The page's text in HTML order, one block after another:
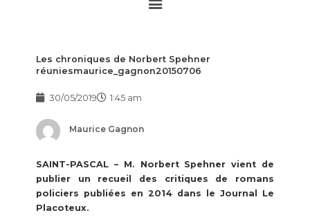
Les chroniques de Norbert Spehner
réuniesmaurice_gagnon20150706
30/05/2019 1:45 am
Maurice Gagnon
SAINT-PASCAL – M. Norbert Spehner vient de
publier un recueil des critiques de romans
policiers publiées en 2014 dans le Journal Le
Placoteux.